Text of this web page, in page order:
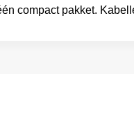
compact pakket.